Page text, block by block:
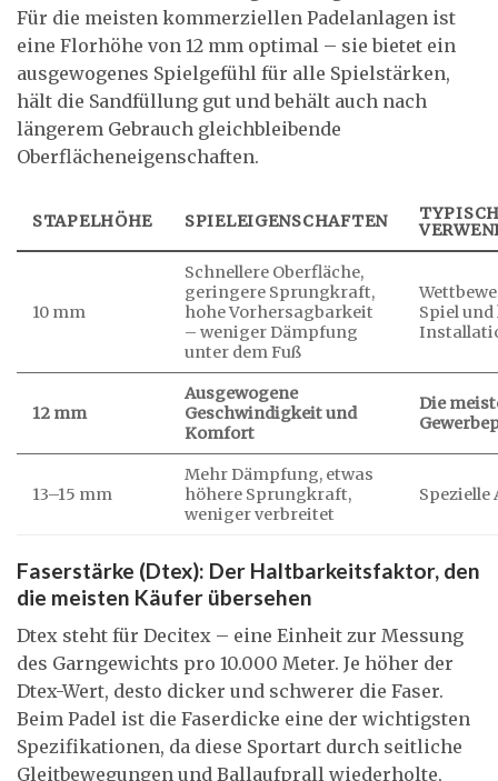
Für die meisten kommerziellen Padelanlagen ist
eine Florhöhe von 12 mm optimal – sie bietet ein
ausgewogenes Spielgefühl für alle Spielstärken,
hält die Sandfüllung gut und behält auch nach
längerem Gebrauch gleichbleibende
Oberflächeneigenschaften.
STAPELHÖHE SPIELEIGENSCHAFTEN
10 mm
Schnellere Oberfläche,
geringere Sprungkraft,
hohe Vorhersagbarkeit
– weniger Dämpfung
unter dem Fuß
Spiel
12 mm
Ausgewogene
Geschwindigkeit und
Komfort
Die
13–15 mm
Mehr Dämpfung, etwas
höhere Sprungkraft,
weniger verbreitet
Spezielle
Faserstärke (Dtex): Der Haltbarkeitsfaktor, den
die meisten Käufer übersehen
Dtex steht für Decitex – eine Einheit zur Messung
des Garngewichts pro 10.000 Meter. Je höher der
Dtex-Wert, desto dicker und schwerer die Faser.
Beim Padel ist die Faserdicke eine der wichtigsten
Spezifikationen, da diese Sportart durch seitliche
Gleitbewegungen und Ballaufprall wiederholte,